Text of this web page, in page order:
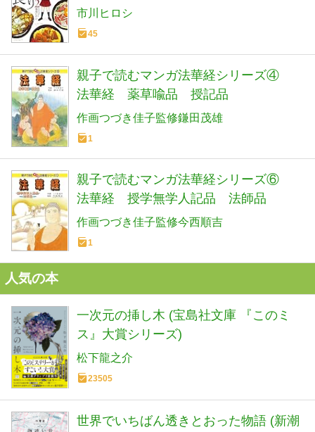
市川ヒロシ
45
親子で読むマンガ法華経シリーズ④
法華経 薬草喩品 授記品
作画つづき佳子監修鎌田茂雄
1
親子で読むマンガ法華経シリーズ⑥
法華経 授学無学人記品 法師品
作画つづき佳子監修今西順吉
1
人気の本
一次元の挿し木 (宝島社文庫 『このミ
ス』大賞シリーズ)
松下龍之介
23505
世界でいちばん透きとおった物語 (新潮